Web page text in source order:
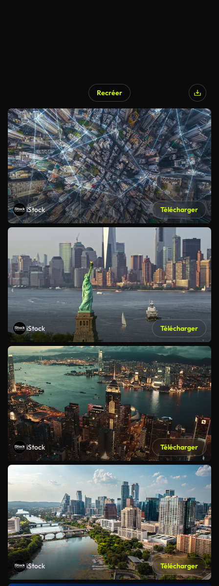
Recréer
iStock Télécharger
iStock Télécharger
iStock Télécharger
iStock Télécharger